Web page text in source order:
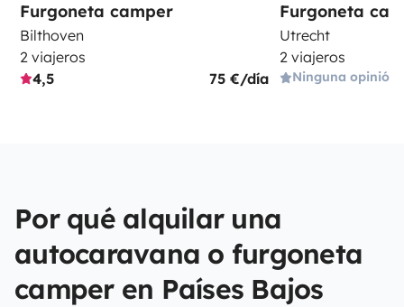
Furgoneta camper
Bilthoven
2 viajeros
4,5
75 €/día
Furgoneta
Utrecht
2 viajeros
Ninguna opinión
Por qué alquilar una
autocaravana o furgoneta
camper en Países Bajos